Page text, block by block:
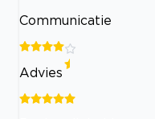
Communicatie
Advies